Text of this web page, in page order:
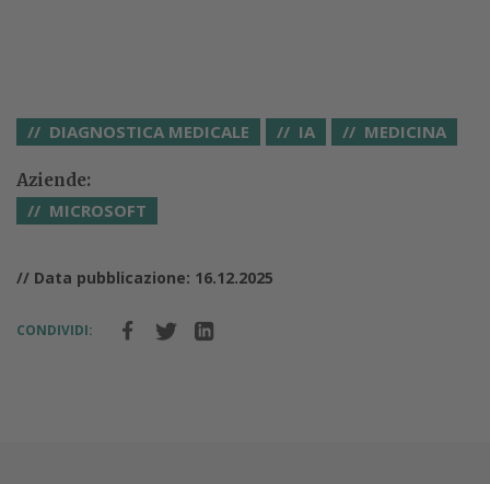
DIAGNOSTICA MEDICALE IA MEDICINA
Aziende:
MICROSOFT
// Data pubblicazione: 16.12.2025
CONDIVIDI: